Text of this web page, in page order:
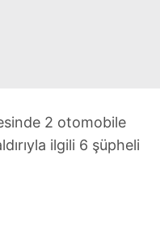
2 otomobile
ilgili 6 şüpheli